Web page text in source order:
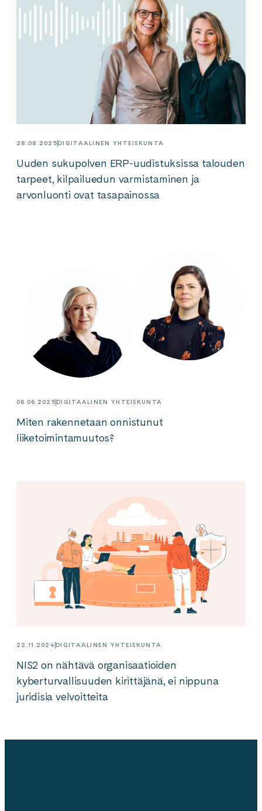
28.08.2025DIGITAALINEN YHTEISKUNTA
Uuden sukupolven ERP-uudistuksissa talouden
tarpeet, kilpailuedun varmistaminen ja
arvonluonti ovat tasapainossa
06.06.2025DIGITAALINEN YHTEISKUNTA
Miten rakennetaan onnistunut
liiketoimintamuutos?
22.11.2024DIGITAALINEN YHTEISKUNTA
NIS2 on nähtävä organisaatioiden
kyberturvallisuuden kirittäjänä, ei nippuna
juridisia velvoitteita